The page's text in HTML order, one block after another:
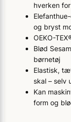
hverken
og bryst
OEKO-
Blød
børnetøj
Elastisk,
skal – selv
Kan
form og